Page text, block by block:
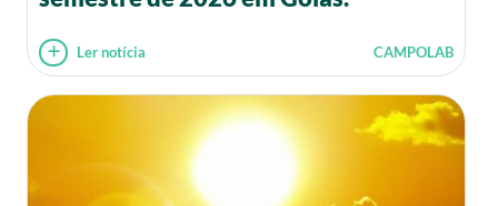
Ler notícia CAMPOLAB